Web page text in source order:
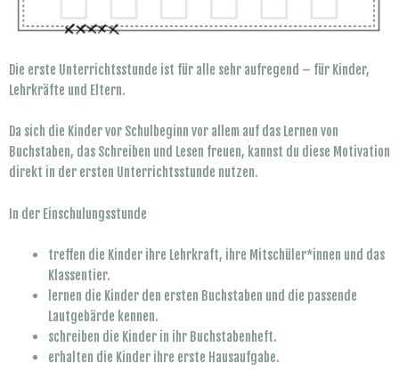
Die erste Unterrichtsstunde ist für alle sehr aufregend – für Kinder,
Lehrkräfte und Eltern.
Da sich die Kinder vor Schulbeginn vor allem auf das Lernen von
Buchstaben, das Schreiben und Lesen freuen, kannst du diese Motivation
direkt in der ersten Unterrichtsstunde nutzen.
In der Einschulungsstunde
treffen die Kinder ihre Lehrkraft, ihre Mitschüler*innen und das
Klassentier.
lernen die Kinder den ersten Buchstaben und die passende
Lautgebärde kennen.
schreiben die Kinder in ihr Buchstabenheft.
erhalten die Kinder ihre erste Hausaufgabe.